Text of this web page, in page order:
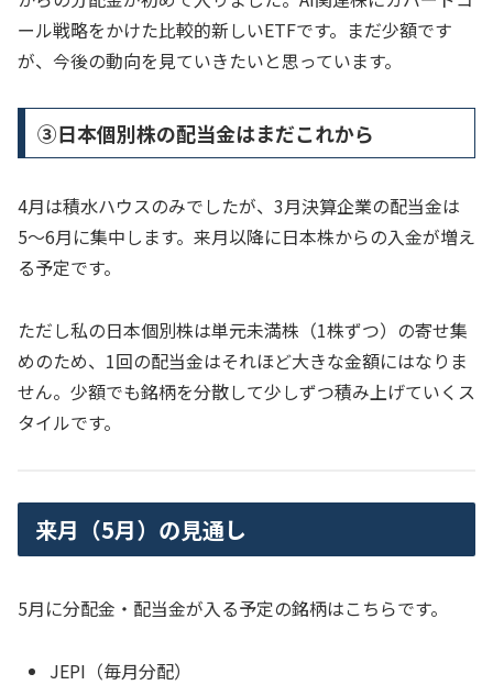
ール戦略をかけた比較的新しいETFです。まだ少額です
が、今後の動向を見ていきたいと思っています。
③日本個別株の配当金はまだこれから
4月は積水ハウスのみでしたが、3月決算企業の配当金は
5〜6月に集中します。来月以降に日本株からの入金が増え
る予定です。
ただし私の日本個別株は単元未満株（1株ずつ）の寄せ集
めのため、1回の配当金はそれほど大きな金額にはなりま
せん。少額でも銘柄を分散して少しずつ積み上げていくス
タイルです。
来月（5月）の見通し
5月に分配金・配当金が入る予定の銘柄はこちらです。
JEPI（毎月分配）